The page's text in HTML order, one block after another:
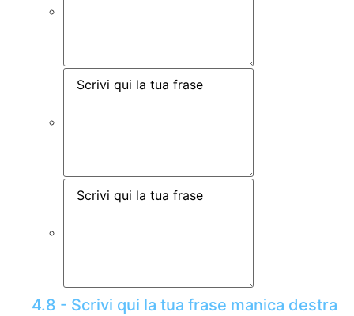
4.8 - Scrivi qui la tua frase manica destra